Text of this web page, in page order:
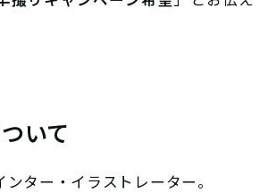
いて
ター・イラストレーター。